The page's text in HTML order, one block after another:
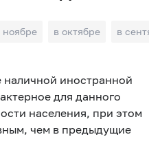
ноябре в октябре в
наличной иностранной
для данного
населения, при этом
чем в предыдущие